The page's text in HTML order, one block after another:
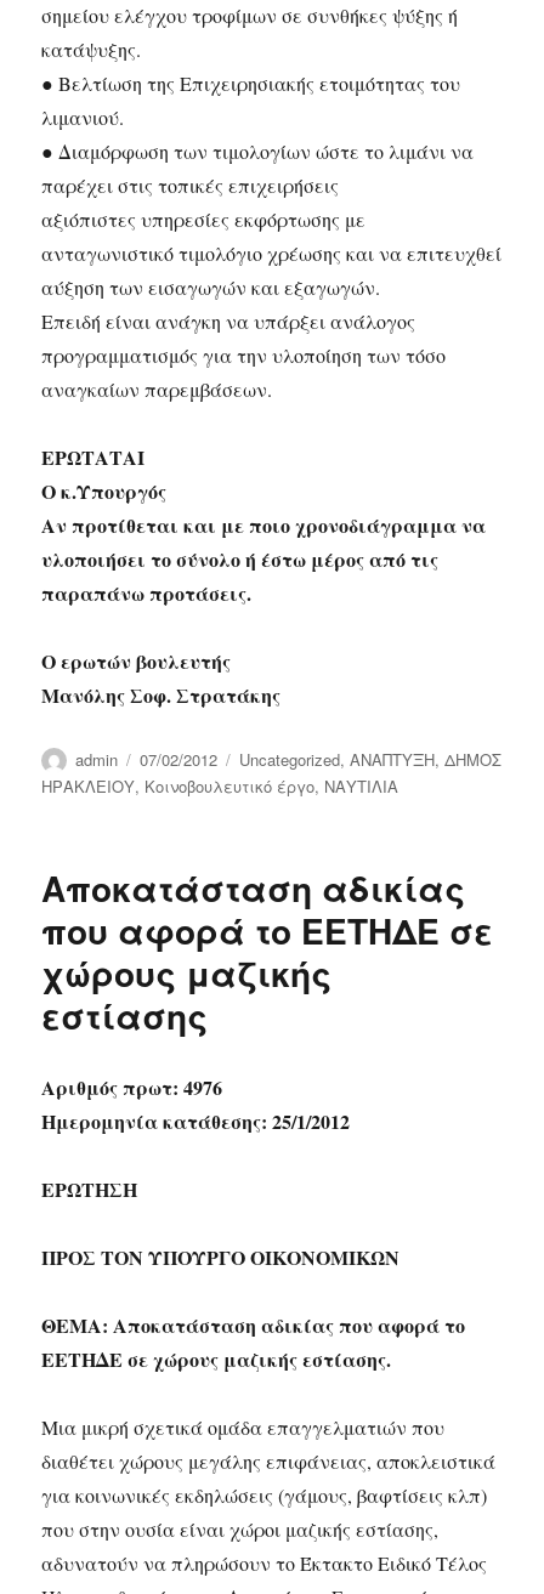
σημείου ελέγχου τροφίμων σε συνθήκες ψύξης ή
κατάψυξης.
● Βελτίωση της Επιχειρησιακής ετοιμότητας του
λιμανιού.
● Διαμόρφωση των τιμολογίων ώστε το λιμάνι να
παρέχει στις τοπικές επιχειρήσεις
αξιόπιστες υπηρεσίες εκφόρτωσης με
ανταγωνιστικό τιμολόγιο χρέωσης και να επιτευχθεί
αύξηση των εισαγωγών και εξαγωγών.
Επειδή είναι ανάγκη να υπάρξει ανάλογος
προγραμματισμός για την υλοποίηση των τόσο
αναγκαίων παρεμβάσεων.
ΕΡΩΤΑΤΑΙ
Ο κ.Υπουργός
Αν προτίθεται και με ποιο χρονοδιάγραμμα να
υλοποιήσει το σύνολο ή έστω μέρος από τις
παραπάνω προτάσεις.
Ο ερωτών βουλευτής
Μανόλης Σοφ. Στρατάκης
Author
admin
Posted
on
07/02/2012 Categories
Uncategorized,ΑΝΑΠΤΥΞΗ,ΔΗΜΟΣ
ΗΡΑΚΛΕΙΟΥ, Κοινοβουλευτικό έργο, ΝΑΥΤΙΛΙΑ
Αποκατάσταση αδικίας
που αφορά το ΕΕΤΗΔΕ σε
χώρους μαζικής
εστίασης
Αριθμός πρωτ: 4976
Ημερομηνία κατάθεσης: 25/1/2012
ΕΡΩΤΗΣΗ
ΠΡΟΣ ΤΟΝ ΥΠΟΥΡΓΟ ΟΙΚΟΝΟΜΙΚΩΝ
ΘΕΜΑ: Αποκατάσταση αδικίας που αφορά το
ΕΕΤΗΔΕ σε χώρους μαζικής εστίασης.
Μια μικρή σχετικά ομάδα επαγγελματιών που
διαθέτει χώρους μεγάλης επιφάνειας, αποκλειστικά
για κοινωνικές εκδηλώσεις (γάμους, βαφτίσεις κλπ)
που στην ουσία είναι χώροι μαζικής εστίασης,
αδυνατούν να πληρώσουν το Έκτακτο Ειδικό Τέλος